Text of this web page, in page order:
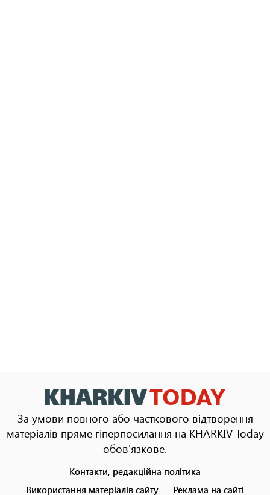
За умови повного або часткового відтворення
матеріалів пряме гіперпосилання на KHARKIV Today
обов'язкове.
menu
Контакти, редакційна політика
Використання матеріалів сайту
Реклама на сайті